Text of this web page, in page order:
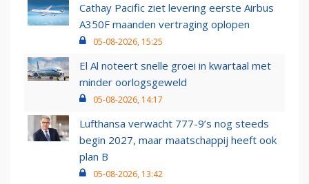
Cathay Pacific ziet levering eerste Airbus
A350F maanden vertraging oplopen
05-08-2026, 15:25
El Al noteert snelle groei in kwartaal met
minder oorlogsgeweld
05-08-2026, 14:17
Lufthansa verwacht 777-9’s nog steeds
begin 2027, maar maatschappij heeft ook
plan B
05-08-2026, 13:42